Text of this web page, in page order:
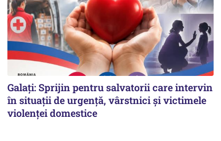
Galați: Sprijin pentru salvatorii care intervin
în situații de urgență, vârstnici și victimele
violenței domestice